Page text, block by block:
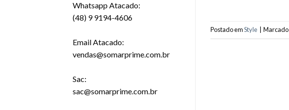
Whatsapp Atacado:
(48) 9 9194-4606
Email Atacado:
vendas@somarprime.com.br
Sac:
sac@somarprime.com.br
Postado emStyle Marcado